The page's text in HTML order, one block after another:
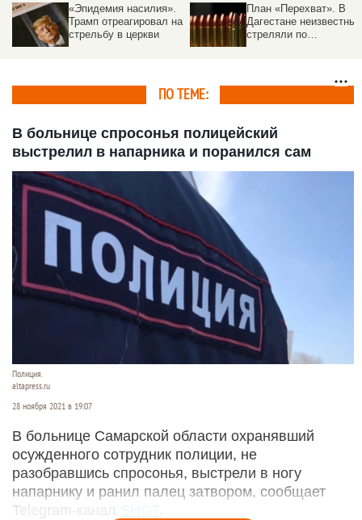
«Эпидемия насилия».
Трамп отреагировал на
стрельбу в церкви
План «Перехват». В
Дагестане неизвестные
стреляли по
ПО ТЕМЕ:
В больнице спросонья полицейский
выстрелил в напарника и поранился сам
Полиция.
altapress.ru
28 ноября 2021 в 19:07
В больнице Самарской области охранявший
осужденного сотрудник полиции, не
разобравшись спросонья, выстрели в ногу
напарнику и ранил палец затвором, сообщает
Telegram-канал SHOT.